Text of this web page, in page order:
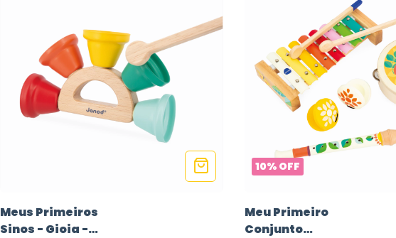
Meus Primeiros
Sinos - Gioia -
10% OFF
Meu Primeiro
Conjunto